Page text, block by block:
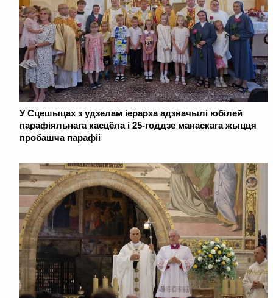
У Сцешыцах з удзелам іерарха адзначылі юбілей
парафіяльнага касцёла і 25-годдзе манаскага жыцця
пробашча парафіі